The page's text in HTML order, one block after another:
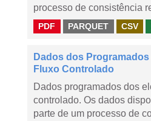
processo de consistência
PDF PARQUET CSV
Dados dos
Fluxo Controlado
Dados programados dos
controlado. Os dados
parte de um processo de